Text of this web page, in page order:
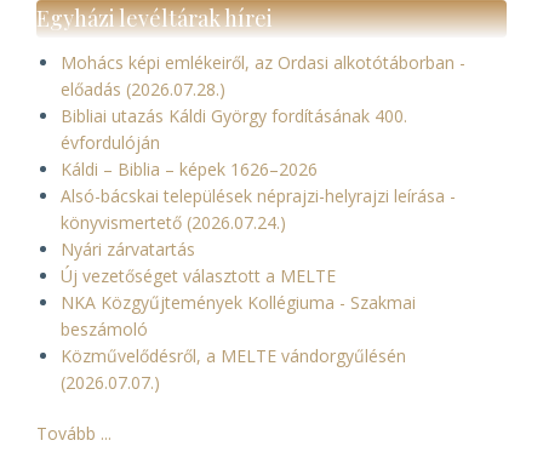
Egyházi levéltárak hírei
Mohács képi emlékeiről, az Ordasi alkotótáborban -
előadás (2026.07.28.)
Bibliai utazás Káldi György fordításának 400.
évfordulóján
Káldi – Biblia – képek 1626–2026
Alsó-bácskai települések néprajzi-helyrajzi leírása -
könyvismertető (2026.07.24.)
Nyári zárvatartás
Új vezetőséget választott a MELTE
NKA Közgyűjtemények Kollégiuma - Szakmai
beszámoló
Közművelődésről, a MELTE vándorgyűlésén
(2026.07.07.)
Tovább ...